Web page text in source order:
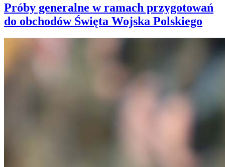
Próby generalne w ramach przygotowań
do obchodów Święta Wojska Polskiego